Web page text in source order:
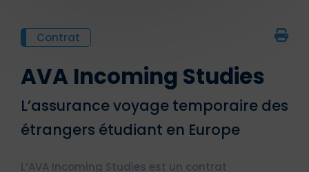
Contrat
AVA Incoming Studies
L’assurance voyage temporaire des
étrangers étudiant en Europe
L’AVA Incoming Studies est un contrat